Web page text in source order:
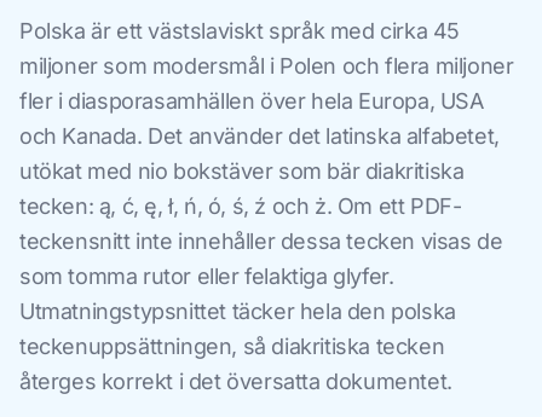
Polska är ett västslaviskt språk med cirka 45
miljoner som modersmål i Polen och flera miljoner
fler i diasporasamhällen över hela Europa, USA
och Kanada. Det använder det latinska alfabetet,
utökat med nio bokstäver som bär diakritiska
tecken: ą, ć, ę, ł, ń, ó, ś, ź och ż. Om ett PDF-
teckensnitt inte innehåller dessa tecken visas de
som tomma rutor eller felaktiga glyfer.
Utmatningstypsnittet täcker hela den polska
teckenuppsättningen, så diakritiska tecken
återges korrekt i det översatta dokumentet.